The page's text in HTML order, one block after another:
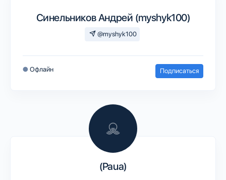
Синельников Андрей (myshyk100)
@myshyk100
● Офлайн Подписаться
(Paua)